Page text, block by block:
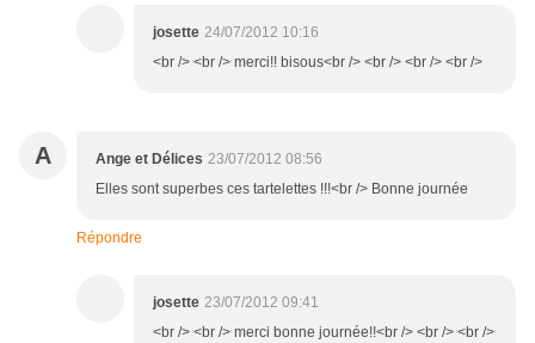
josette 24/07/2012 10:16
<br /> <br /> merci!! bisous<br /> <br /> <br /> <br />
A Ange et Délices 23/07/2012 08:56
Elles sont superbes ces tartelettes !!!<br /> Bonne journée
Répondre
josette 23/07/2012 09:41
<br /> <br /> merci bonne journée!!<br /> <br /> <br />